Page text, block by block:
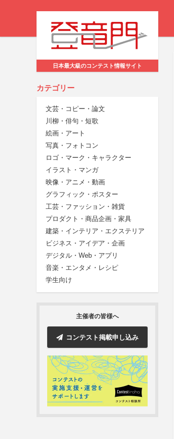
日本最大級のコンテスト情報サイト
カテゴリー
文芸・コピー・論文
川柳・俳句・短歌
絵画・アート
写真・フォトコン
ロゴ・マーク・キャラクター
イラスト・マンガ
映像・アニメ・動画
グラフィック・ポスター
工芸・ファッション・雑貨
プロダクト・商品企画・家具
建築・インテリア・エクステリア
ビジネス・アイデア・企画
デジタル・Web・アプリ
音楽・エンタメ・レシピ
学生向け
主催者の皆様へ
コンテスト掲載申し込み